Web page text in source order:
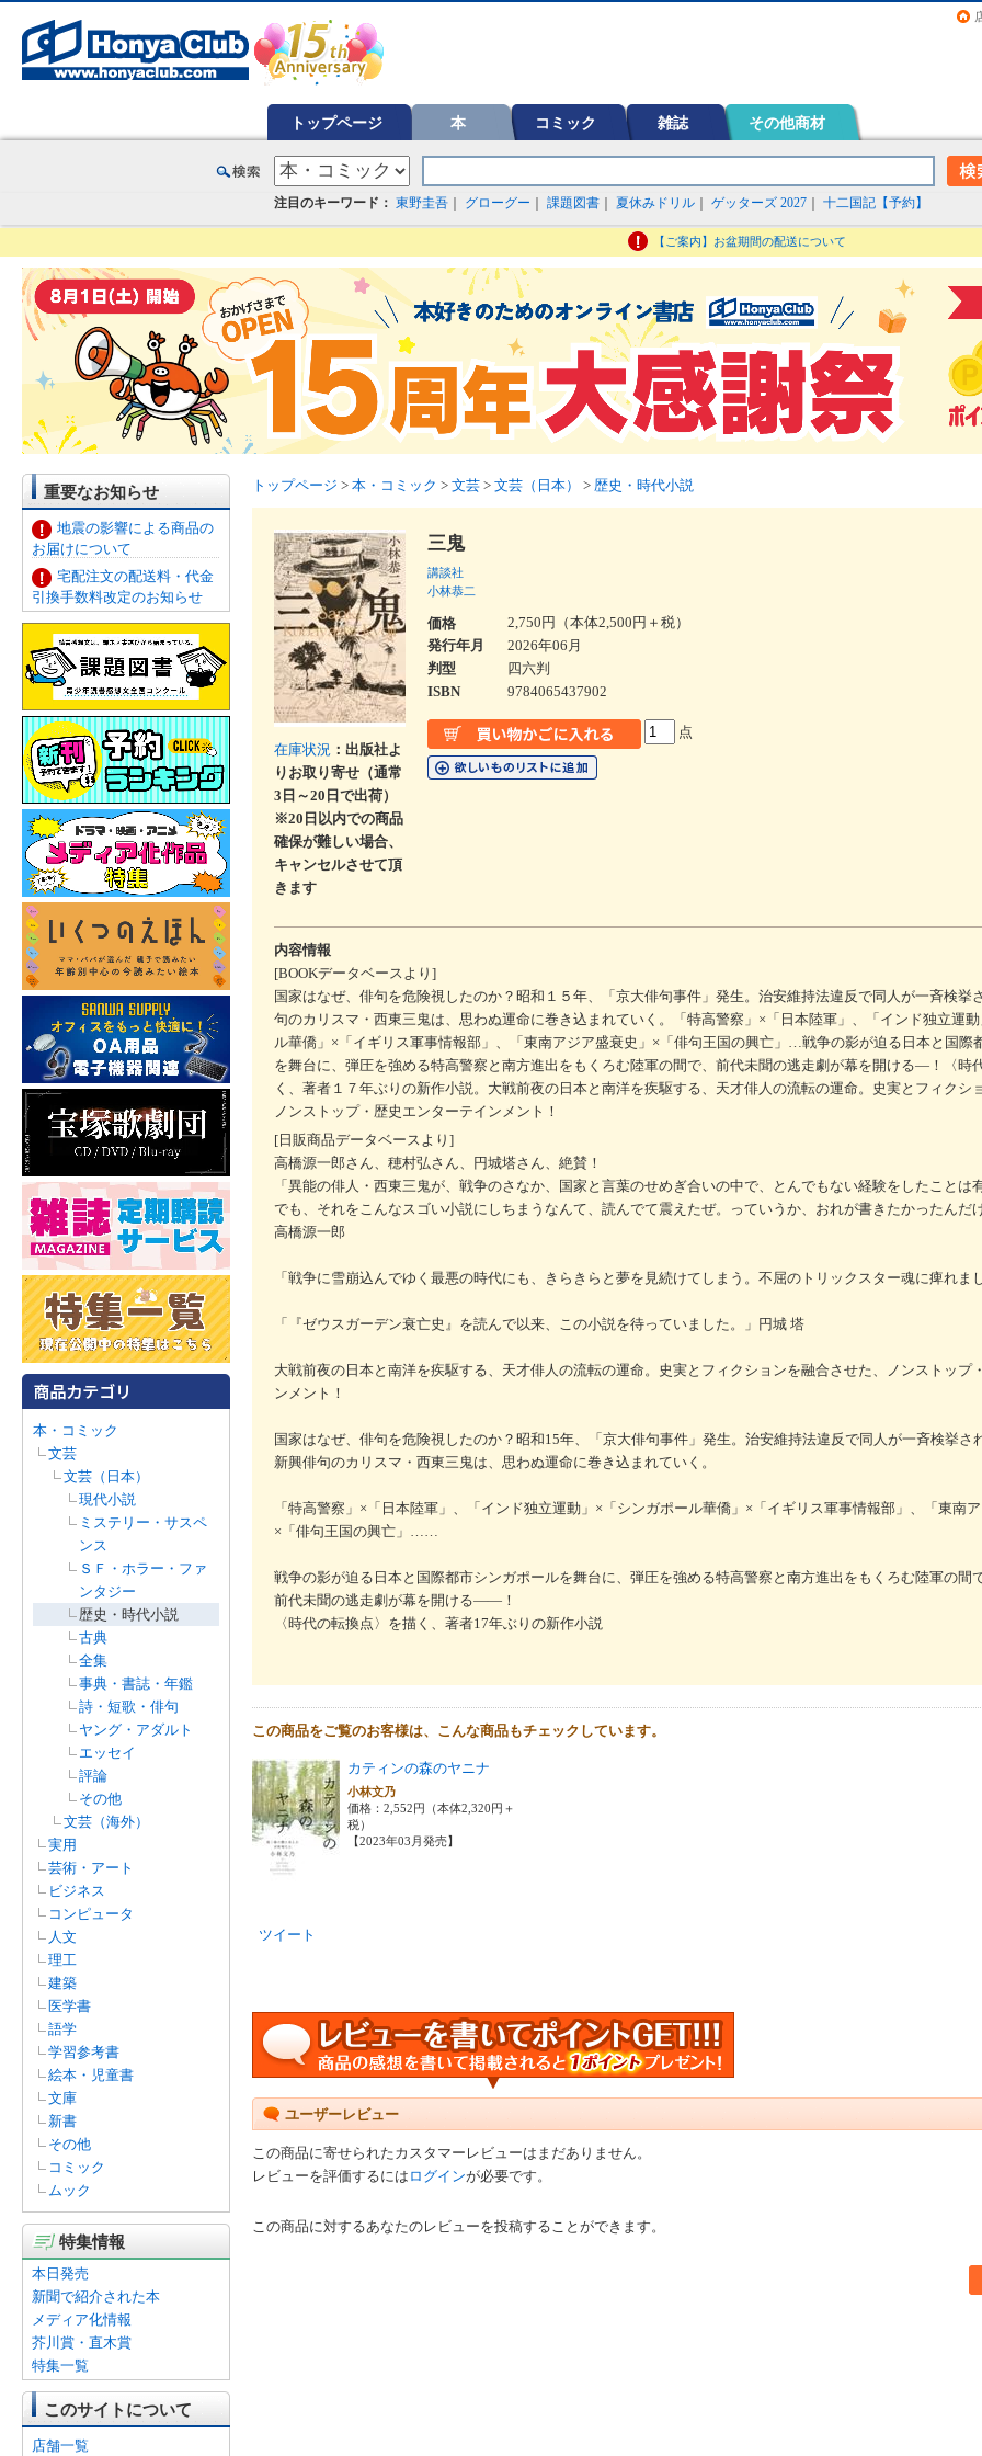
トップページ 本 コミック 雑誌 その他商材
注目のキーワード： 東野圭吾 グローグー 課題図書 夏休みドリル ゲッターズ 2027 十二国記【予約】
【ご案内】お盆期間の配送について
重要なお知らせ
地震の影響による商品の
お届けについて
宅配注文の配送料・代金
引換手数料改定のお知らせ
本・コミック
文芸
文芸（日本）
現代小説
ミステリー・サスペ
ンス
ＳＦ・ホラー・ファ
ンタジー
歴史・時代小説
古典
全集
事典・書誌・年鑑
詩・短歌・俳句
ヤング・アダルト
エッセイ
評論
その他
文芸（海外）
実用
芸術・アート
ビジネス
コンピュータ
人文
理工
建築
医学書
語学
学習参考書
絵本・児童書
文庫
新書
その他
コミック
ムック
特集情報
本日発売
新聞で紹介された本
メディア化情報
芥川賞・直木賞
特集一覧
このサイトについて
店舗一覧
トップページ > 本・コミック > 文芸 > 文芸（日本） > 歴史・時代小説
在庫状況 ：出版社よ
りお取り寄せ（通常
3日～20日で出荷）
※20日以内での商品
確保が難しい場合、
キャンセルさせて頂
きます
三鬼
講談社
小林恭二
価格
2,750円（本体2,500円＋税）
発行年月
2026年06月
判型
四六判
ISBN
9784065437902
点
内容情報
[BOOKデータベースより]
国家はなぜ、俳句を危険視したのか？昭和１５年、「京大俳句事件」発生。治安維持法違反で同人が一斉検挙
句のカリスマ・西東三鬼は、思わぬ運命に巻き込まれていく。「特高警察」×「日本陸軍」、「インド独立運
ル華僑」×「イギリス軍事情報部」、「東南アジア盛衰史」×「俳句王国の興亡」…戦争の影が迫る日本と国際
を舞台に、弾圧を強める特高警察と南方進出をもくろむ陸軍の間で、前代未聞の逃走劇が幕を開ける―！〈時
く、著者１７年ぶりの新作小説。大戦前夜の日本と南洋を疾駆する、天才俳人の流転の運命。史実とフィクシ
ノンストップ・歴史エンターテインメント！
[日販商品データベースより]
高橋源一郎さん、穂村弘さん、円城塔さん、絶賛！
「異能の俳人・西東三鬼が、戦争のさなか、国家と言葉のせめぎ合いの中で、とんでもない経験をしたことは
でも、それをこんなスゴい小説にしちまうなんて、読んでて震えたぜ。っていうか、おれが書きたかったんだ
高橋源一郎
「戦争に雪崩込んでゆく最悪の時代にも、きらきらと夢を見続けてしまう。不屈のトリックスター魂に痺れま
「『ゼウスガーデン衰亡史』を読んで以来、この小説を待っていました。」円城 塔
大戦前夜の日本と南洋を疾駆する、天才俳人の流転の運命。史実とフィクションを融合させた、ノンストップ
ンメント！
国家はなぜ、俳句を危険視したのか？昭和15年、「京大俳句事件」発生。治安維持法違反で同人が一斉検挙さ
新興俳句のカリスマ・西東三鬼は、思わぬ運命に巻き込まれていく。
「特高警察」×「日本陸軍」、「インド独立運動」×「シンガポール華僑」×「イギリス軍事情報部」、「東南ア
×「俳句王国の興亡」……
戦争の影が迫る日本と国際都市シンガポールを舞台に、弾圧を強める特高警察と南方進出をもくろむ陸軍の間で
前代未聞の逃走劇が幕を開ける――！
〈時代の転換点〉を描く、著者17年ぶりの新作小説
この商品をご覧のお客様は、こんな商品もチェックしています。
カティンの森のヤニナ
小林文乃
価格：2,552円（本体2,320円＋
税）
【2023年03月発売】
ツイート
ユーザーレビュー
この商品に寄せられたカスタマーレビューはまだありません。
レビューを評価するには ログインが必要です。
この商品に対するあなたのレビューを投稿することができます。